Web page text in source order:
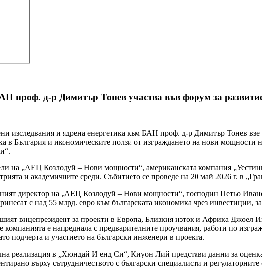
д-р Димитър Тонев участва във форум за
изследвания и ядрена енергетика към БАН проф. д-р Димитър Тонев
в България и икономическите ползи от изграждането на нови
на „АЕЦ Козлодуй – Нови мощности“, американската компания
и академичните среди. Събитието се проведе на 20 май 2026 г. в
директор на „АЕЦ Козлодуй – Нови мощности“, господин Петьо
с над 55 млрд. евро към българската икономика чрез инвестиции,
вицепрезидент за проекти в Европа, Близкия изток и Африка Джоел
компанията е напреднала с предварителните проучвания, работи по
подчерта и участието на български инженери в проекта.
реализация в „Хюндай И енд Си“, Киуон Лий представи данни за
върху сътрудничеството с български специалисти и регулаторните